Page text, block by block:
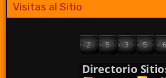
Visitas al Sitio